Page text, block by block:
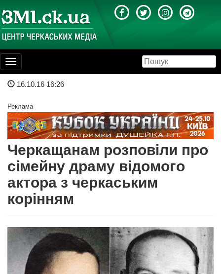
Toggle
navigation
16.10.16 16:26
Реклама
Черкащанам розповіли про
сімейну драму відомого
актора з черкаським
корінням